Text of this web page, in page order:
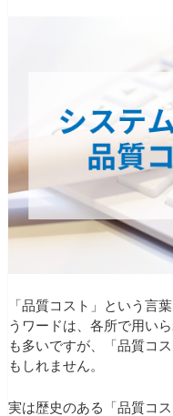
「品質コスト」という言
うワードは、各所で用い
も多いですが、「品質コ
もしれません。
実は歴史のある「品質コ